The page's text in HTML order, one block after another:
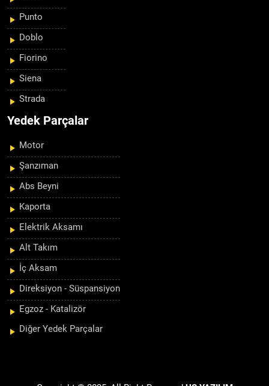
Punto
Doblo
Fiorino
Siena
Strada
Yedek Parçalar
Motor
Şanzıman
Abs Beyni
Kaporta
Elektrik Aksamı
Alt Takım
İç Aksam
Direksiyon - Süspansiyon
Egzoz - Katalizör
Diğer Yedek Parçalar